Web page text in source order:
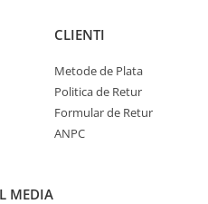
CLIENTI
Metode de Plata
Politica de Retur
Formular de Retur
ANPC
MEDIA